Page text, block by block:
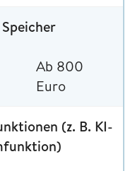
Ab 800
Euro
(z. B. KI-